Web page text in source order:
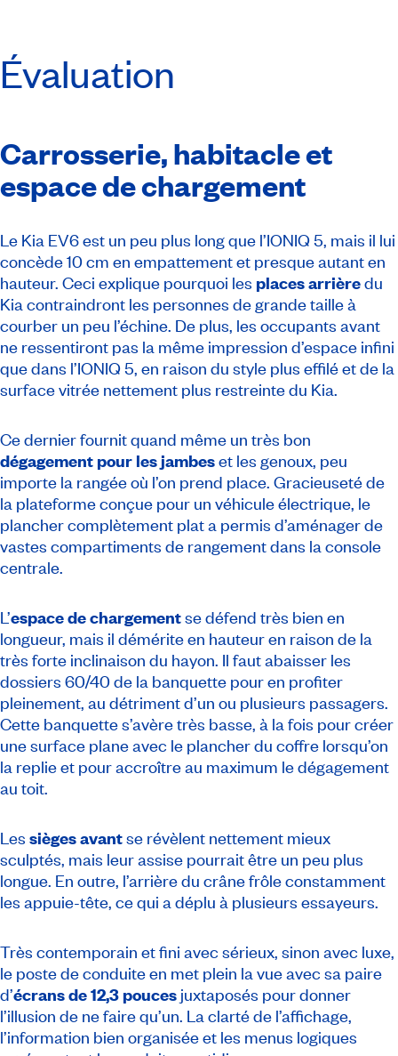
Évaluation
Carrosserie, habitacle et
espace de chargement
Le Kia EV6 est un peu plus long que l’IONIQ 5, mais il lui
concède 10 cm en empattement et presque autant en
hauteur. Ceci explique pourquoi les places arrièredu
Kia contraindront les personnes de grande taille à
courber un peu l’échine. De plus, les occupants avant
ne ressentiront pas la même impression d’espace infini
que dans l’IONIQ 5, en raison du style plus effilé et de la
surface vitrée nettement plus restreinte du Kia.
Ce dernier fournit quand même un très bon
dégagement pour les jambeset les genoux, peu
importe la rangée où l’on prend place. Gracieuseté de
la plateforme conçue pour un véhicule électrique, le
plancher complètement plat a permis d’aménager de
vastes compartiments de rangement dans la console
centrale.
L’espace de chargementse défend très bien en
longueur, mais il démérite en hauteur en raison de la
très forte inclinaison du hayon. Il faut abaisser les
dossiers 60/40 de la banquette pour en profiter
pleinement, au détriment d’un ou plusieurs passagers.
Cette banquette s’avère très basse, à la fois pour créer
une surface plane avec le plancher du coffre lorsqu’on
la replie et pour accroître au maximum le dégagement
au toit.
Les sièges avantse révèlent nettement mieux
sculptés, mais leur assise pourrait être un peu plus
longue. En outre, l’arrière du crâne frôle constamment
les appuie-tête, ce qui a déplu à plusieurs essayeurs.
Très contemporain et fini avec sérieux, sinon avec luxe,
le poste de conduite en met plein la vue avec sa paire
d’écrans de 12,3 pouces juxtaposés pour donner
l’illusion de ne faire qu’un. La clarté de l’affichage,
l’information bien organisée et les menus logiques